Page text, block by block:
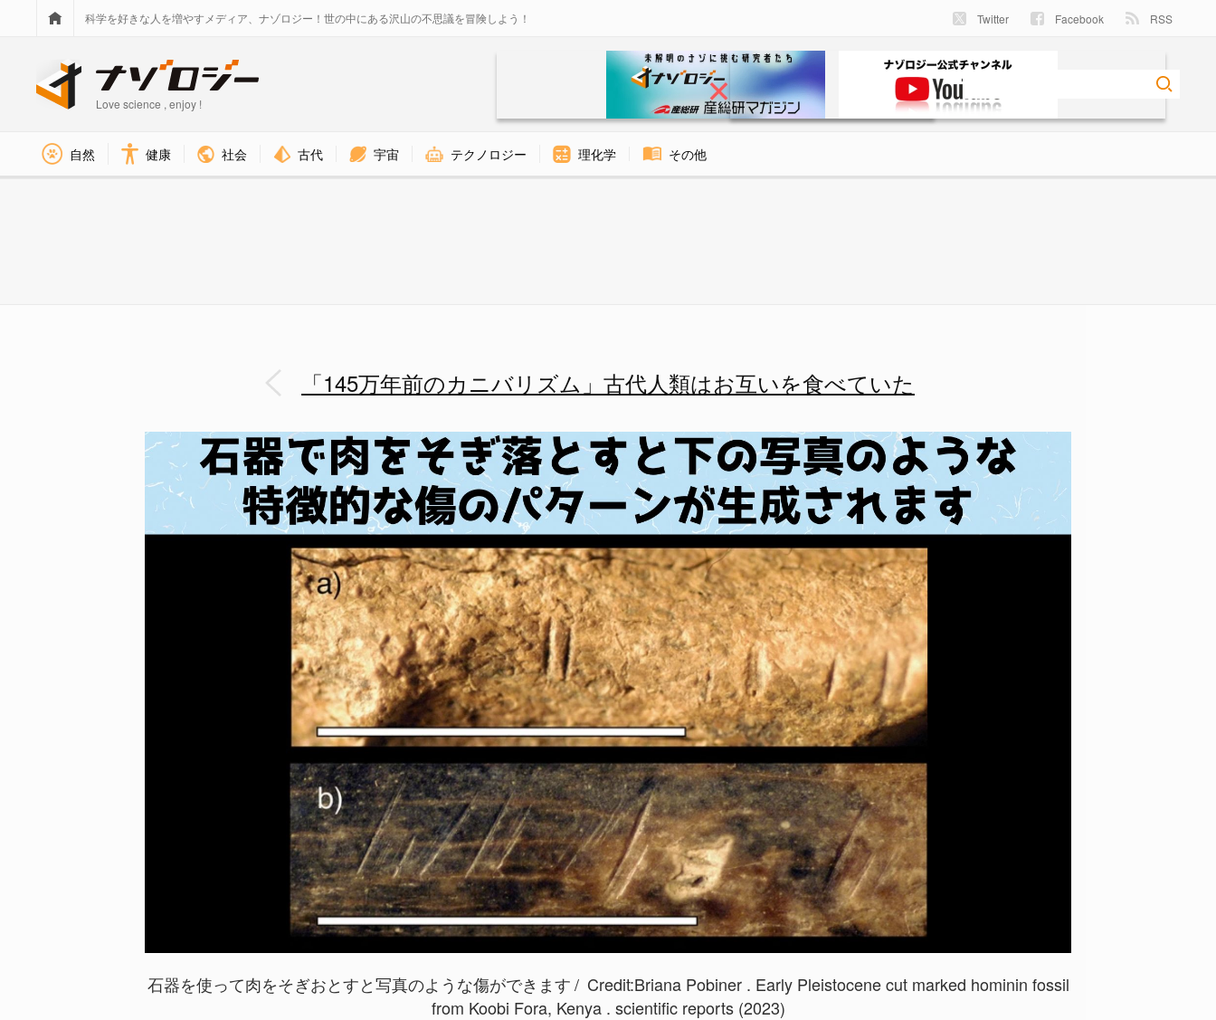
科学を好きな人を増やすメディア、ナゾロジー！世の中にある沢山の不思議を冒険しよう！ Twitter Facebook RSS
Love science , enjoy !
自然 健康 社会 古代 宇宙 テクノロジー 理化学 その他
「145万年前のカニバリズム」古代人類はお互いを食べていた
石器を使って肉をそぎおとすと写真のような傷ができます Credit:Briana Pobiner . Early Pleistocene cut marked hominin fossil
from Koobi Fora, Kenya . scientific reports (2023)